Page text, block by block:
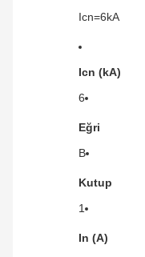
Icn=6kA
Icn (kA)
6
Eğri
B
Kutup
1
In (A)